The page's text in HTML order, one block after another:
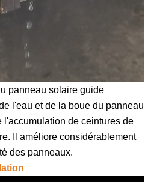
panneau solaire guide
l'eau et de la boue du panneau
l'accumulation de ceintures de
Il améliore considérablement
des panneaux.